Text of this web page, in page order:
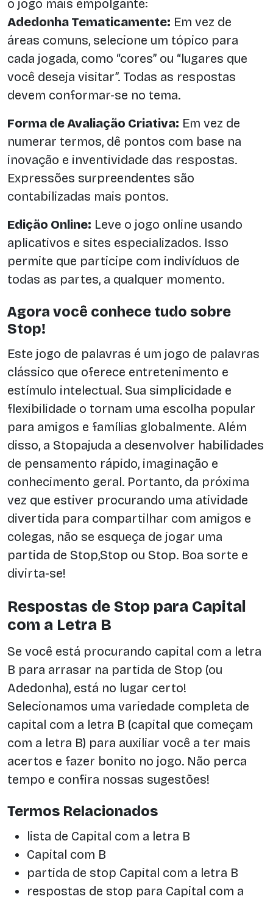
o jogo mais empolgante:
Adedonha Tematicamente: Em vez de
áreas comuns, selecione um tópico para
cada jogada, como “cores” ou “lugares que
você deseja visitar”. Todas as respostas
devem conformar-se no tema.
Forma de Avaliação Criativa: Em vez de
numerar termos, dê pontos com base na
inovação e inventividade das respostas.
Expressões surpreendentes são
contabilizadas mais pontos.
Edição Online: Leve o jogo online usando
aplicativos e sites especializados. Isso
permite que participe com indivíduos de
todas as partes, a qualquer momento.
Agora você conhece tudo sobre
Stop!
Este jogo de palavras é um jogo de palavras
clássico que oferece entretenimento e
estímulo intelectual. Sua simplicidade e
flexibilidade o tornam uma escolha popular
para amigos e famílias globalmente. Além
disso, a Stopajuda a desenvolver habilidades
de pensamento rápido, imaginação e
conhecimento geral. Portanto, da próxima
vez que estiver procurando uma atividade
divertida para compartilhar com amigos e
colegas, não se esqueça de jogar uma
partida de Stop,Stop ou Stop. Boa sorte e
divirta-se!
Respostas de Stop para Capital
com a Letra B
Se você está procurando capital com a letra
B para arrasar na partida de Stop (ou
Adedonha), está no lugar certo!
Selecionamos uma variedade completa de
capital com a letra B (capital que começam
com a letra B) para auxiliar você a ter mais
acertos e fazer bonito no jogo. Não perca
tempo e confira nossas sugestões!
Termos Relacionados
lista de Capital com a letra B
Capital com B
partida de stop Capital com a letra B
respostas de stop para Capital com a